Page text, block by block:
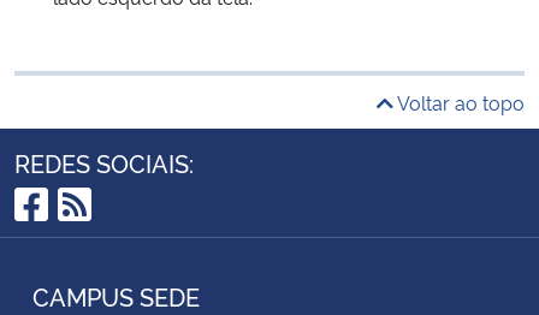
Voltar ao topo
REDES SOCIAIS:
Facebook
RSS
CAMPUS SEDE